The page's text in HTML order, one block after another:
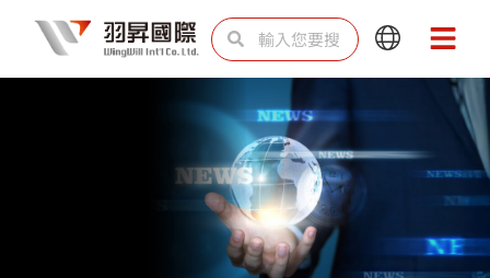
主
搜
尋 尋
Main
Menu
Main
Menu